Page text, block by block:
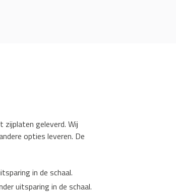
zijplaten geleverd. Wij
opties leveren. De
in de schaal.
uitsparing in de schaal.